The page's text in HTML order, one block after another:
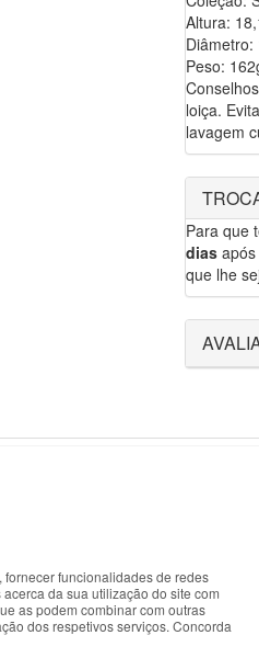
Altura:
Diâmetro:
Peso:
loiça.
lavagem
Para que
dias
que lhe
Clique para
iniciar chat
performance of the website,
cookies. For more information,
funcionalidades de redes
da sua utilização do site com
as podem combinar com outras
dos respetivos serviços. Concorda